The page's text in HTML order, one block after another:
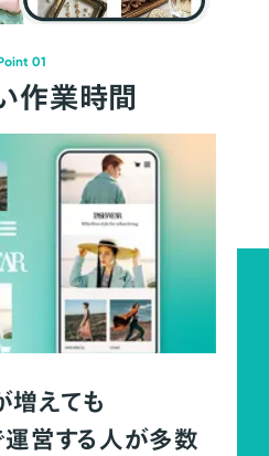
01
作業時間
増えても
営する人が多数